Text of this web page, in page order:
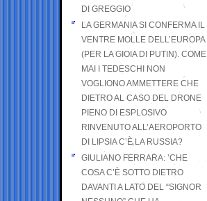
DI GREGGIO
LA GERMANIA SI CONFERMA IL
VENTRE MOLLE DELL’EUROPA
(PER LA GIOIA DI PUTIN). COME
MAI I TEDESCHI NON
VOGLIONO AMMETTERE CHE
DIETRO AL CASO DEL DRONE
PIENO DI ESPLOSIVO
RINVENUTO ALL’AEROPORTO
DI LIPSIA C’È LA RUSSIA?
GIULIANO FERRARA: ’CHE
COSA C’È SOTTO DIETRO
DAVANTI A LATO DEL “SIGNOR